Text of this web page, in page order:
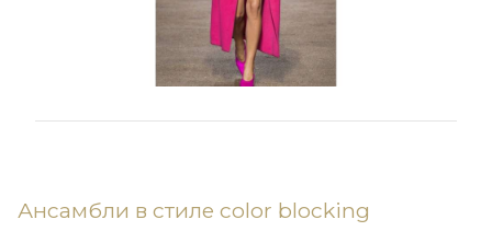
Ансамбли в стиле color blocking